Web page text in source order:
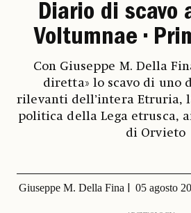
Diario di scavo
Voltumnae •
Con Giuseppe M. Della
diretta» lo scavo di uno
rilevanti dell’intera Etruria,
politica della Lega etrusca,
di Orvieto
Giuseppe M. Della Fina 05 agosto